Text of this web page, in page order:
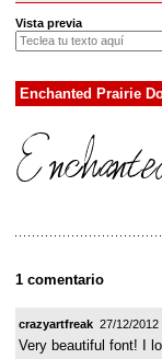
Vista previa
Enchanted Prairie
1 comentario
crazyartfreak 27/12/2012
Very beautiful font! I